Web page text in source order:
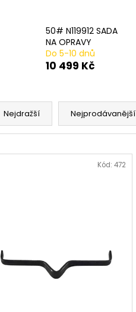
50# N119912 SADA
NA OPRAVY
Do 5-10 dnů
10 499 Kč
Nejdražší Nejprodávanější
Kód: 472